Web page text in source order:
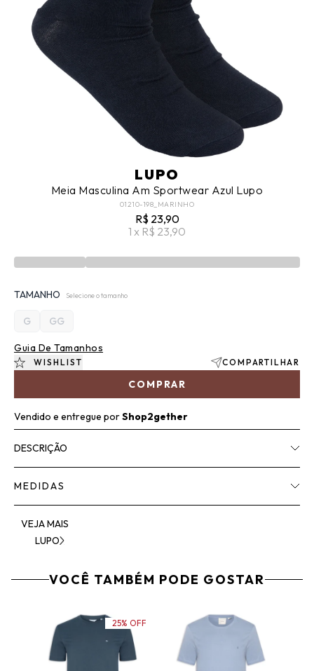
LUPO
Meia Masculina Am Sportwear Azul Lupo
01210-198_MARINHO
R$ 23,90
1 x R$ 23,90
TAMANHO Selecione o tamanho
G GG
COMPRAR
WISHLIST COMPARTILHAR
Guia De Tamanhos
Vendido e entregue porShop2gether
DESCRIÇÃO
MEDIDAS
VEJA MAIS
LUPO
VOCÊ TAMBÉM PODE GOSTAR
25% OFF